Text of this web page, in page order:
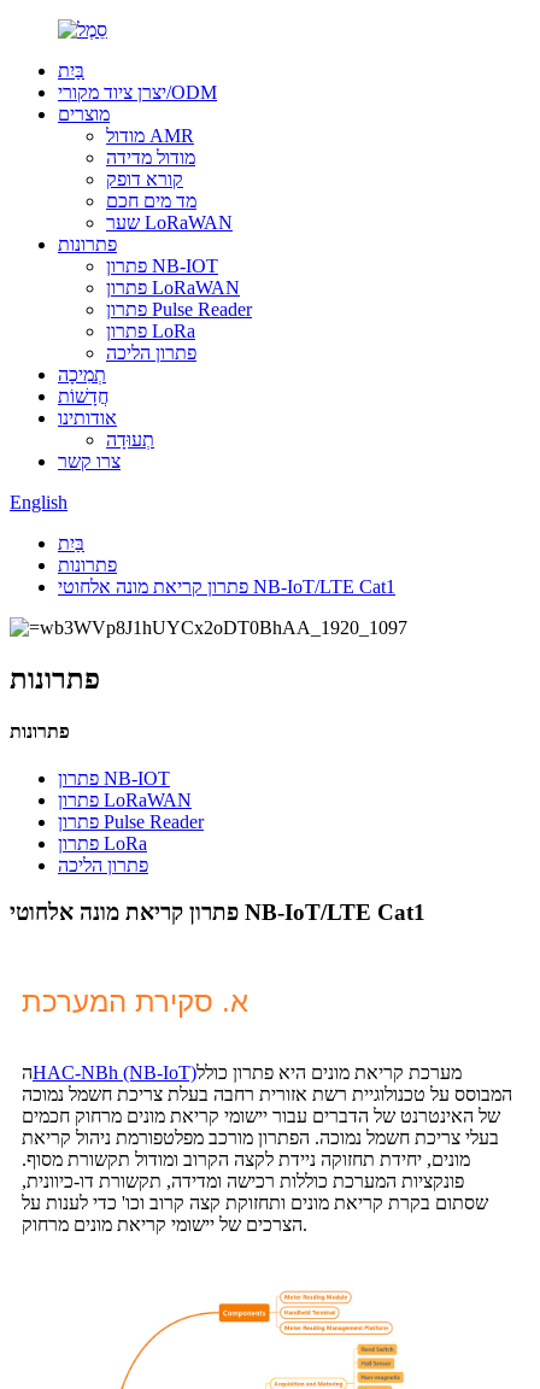
בַּיִת
יצרן ציוד מקורי/ODM
מוצרים
מודול AMR
מודול מדידה
קורא דופק
מד מים חכם
שער LoRaWAN
פתרונות
פתרון NB-IOT
פתרון LoRaWAN
פתרון Pulse Reader
פתרון LoRa
פתרון הליכה
תְמִיכָה
חֲדָשׁוֹת
אודותינו
תְעוּדָה
צרו קשר
English
בַּיִת
פתרונות
פתרון קריאת מונה אלחוטי NB-IoT/LTE Cat1
פתרונות
פתרונות
פתרון NB-IOT
פתרון LoRaWAN
פתרון Pulse Reader
פתרון LoRa
פתרון הליכה
פתרון קריאת מונה אלחוטי NB-IoT/LTE Cat1
א. סקירת המערכת
הHAC-NBh (NB-IoT)מערכת קריאת מונים היא פתרון כולל
המבוסס על טכנולוגיית רשת אזורית רחבה בעלת צריכת חשמל נמוכה
של האינטרנט של הדברים עבור יישומי קריאת מונים מרחוק חכמים
בעלי צריכת חשמל נמוכה. הפתרון מורכב מפלטפורמת ניהול קריאת
מונים, יחידת תחזוקה ניידת לקצה הקרוב ומודול תקשורת מסוף.
פונקציות המערכת כוללות רכישה ומדידה, תקשורת דו-כיוונית,
שסתום בקרת קריאת מונים ותחזוקת קצה קרוב וכו' כדי לענות על
הצרכים של יישומי קריאת מונים מרחוק.